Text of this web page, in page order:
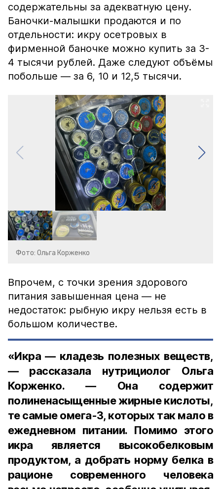
содержательны за адекватную цену.
Баночки-малышки продаются и по
отдельности: икру осетровых в
фирменной баночке можно купить за 3-
4 тысячи рублей. Даже следуют объёмы
побольше — за 6, 10 и 12,5 тысячи.
Фото: Ольга Корженко
Впрочем, с точки зрения здорового
питания завышенная цена — не
недостаток: рыбную икру нельзя есть в
большом количестве.
«Икра — кладезь полезных веществ,
— рассказала нутрициолог Ольга
Корженко. — Она содержит
полиненасыщенные жирные кислоты,
те самые омега-3, которых так мало в
ежедневном питании. Помимо этого
икра является высокобелковым
продуктом, а добрать норму белка в
рационе современного человека